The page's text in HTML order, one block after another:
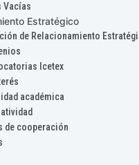
Vacías
Estratégico
de Relacionamiento
Icetex
académica
de cooperación